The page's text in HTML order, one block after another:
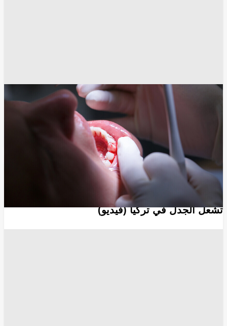
الصحة العامة امراض بحوث
دراسات علمية
طب الأسنان مرض السكري
Save post
Share انسخ الرابط
الرياضة
"لقد فضحنا أنفسنا أمام العالم".. لقطة عفوية لصلاح
تشعل الجدل في تركيا (فيديو)